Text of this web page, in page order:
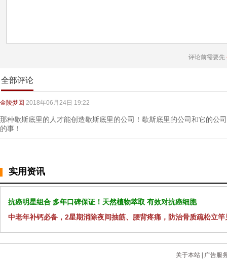
评论前需要先
全部评论
金陵梦回 2018年06月24日 19:22
那种歇斯底里的人才能创造歇斯底里的公司！歇斯底里的公司和它的公
的事！
实用资讯
抗癌明星组合 多年口碑保证！天然植物萃取 有效对抗癌细胞
中老年补钙必备，2星期消除夜间抽筋、腰背疼痛，防治骨质疏松立竿
关于本站
广告服